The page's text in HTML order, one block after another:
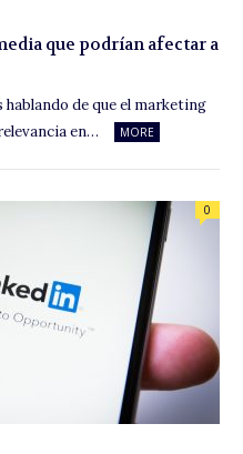
que podrían afectar a
de que el marketing
en…
MORE
0